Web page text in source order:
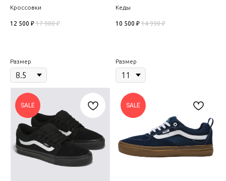
Кроссовки
12 500 ₽ 17 900 ₽
Размер
Кеды
10 500 ₽ 14 990 ₽
Размер
SALE SALE